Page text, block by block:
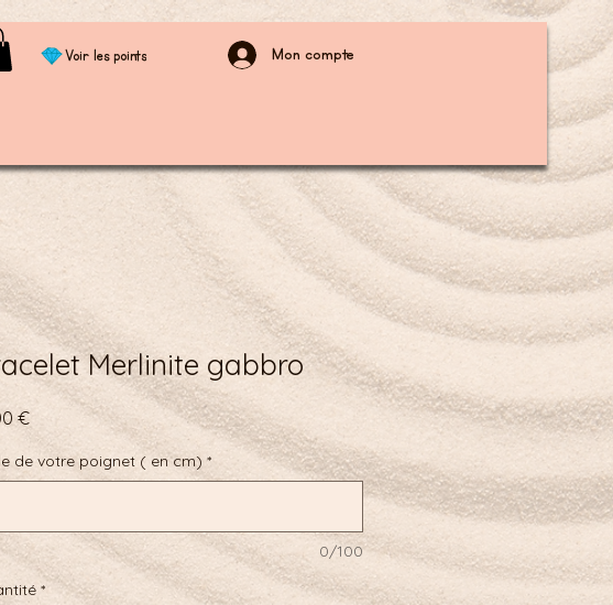
Mon compte
Voir les points
Merlinite gabbro
€Prix
de votre poignet ( en cm) *
0/100
*